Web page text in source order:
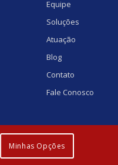
Equipe
Soluções
Atuação
Blog
Contato
Fale Conosco
Minhas Opções